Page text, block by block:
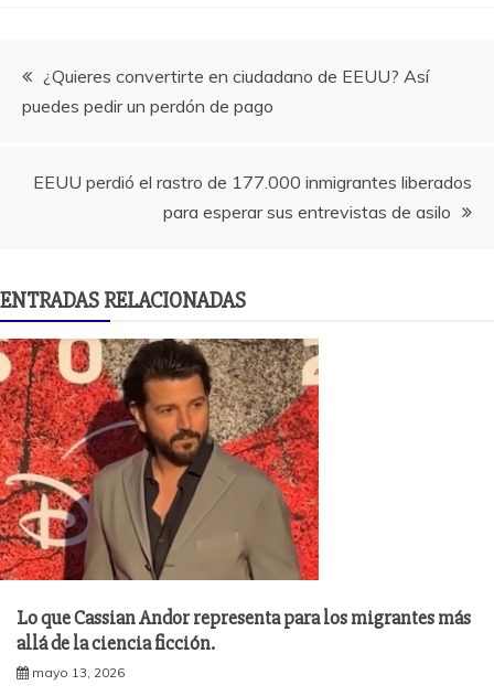
Navegación
de
entradas
¿Quieres convertirte en ciudadano de EEUU? Así
puedes pedir un perdón de pago
EEUU perdió el rastro de 177.000 inmigrantes liberados
para esperar sus entrevistas de asilo
ENTRADAS RELACIONADAS
Lo que Cassian Andor representa para los migrantes más
allá de la ciencia ficción.
mayo 13, 2026